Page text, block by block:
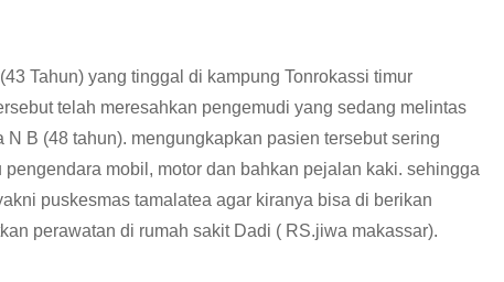
Tahun) yang tinggal di kampung Tonrokassi timur
telah meresahkan pengemudi yang sedang melintas
B (48 tahun). mengungkapkan pasien tersebut sering
mobil, motor dan bahkan pejalan kaki. sehingga
puskesmas tamalatea agar kiranya bisa di berikan
perawatan di rumah sakit Dadi ( RS.jiwa makassar).